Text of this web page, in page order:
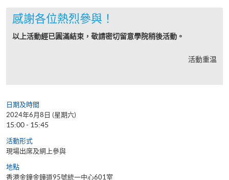
感謝各位熱烈參與！
以上活動經已圓滿結束，敬請密切留意學院稍後活動。
活動重温
日期及時間
2024年6月8日 (星期六)
15:00 - 15:45
活動形式
現場出席及網上參與
地點
香港金鐘金鐘道95號統一中心601室